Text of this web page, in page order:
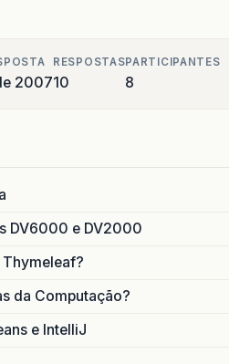
2007
RESPOSTAS
10
PARTICIPANTES
8
DV6000 e DV2000
da Computação?
e IntelliJ